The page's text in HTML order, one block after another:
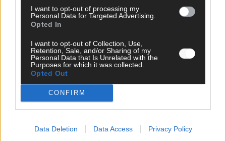
I want to opt-out of processing my
Personal Data for Targeted Advertising.
Opted In
I want to opt-out of Collection, Use,
Retention, Sale, and/or Sharing of my
Personal Data that Is Unrelated with the
Purposes for which it was collected.
Opted Out
CONFIRM
Data Deletion Data Access Privacy Policy
JJ hat den Abend gerettet – der Rest des ESC-Halbfinales
war solide, aber kein Feuerwerk
ESC-Halbfinale 2: Das sagen die Wettquoten – vier sicher,
sechs zittern, einer chancenlos!
KOMMENTAR
Wer zahlt, steht im Finale – ist das beim ESC wirklich fair?